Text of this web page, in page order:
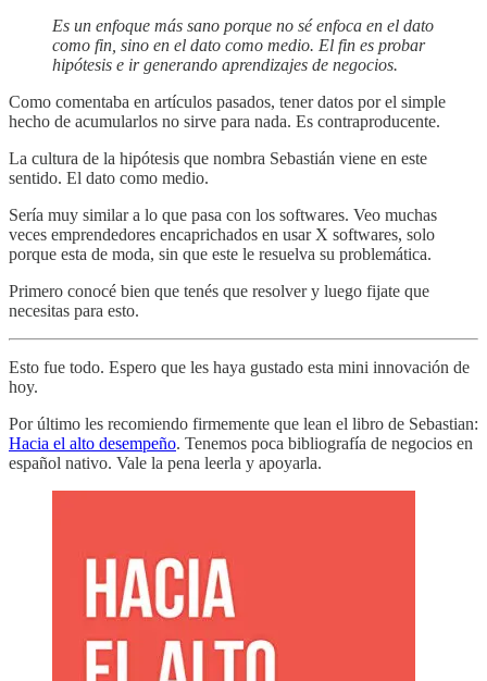
Es un enfoque más sano porque no sé enfoca en el dato
como fin, sino en el dato como medio. El fin es probar
hipótesis e ir generando aprendizajes de negocios.
Como comentaba en artículos pasados, tener datos por el simple
hecho de acumularlos no sirve para nada. Es contraproducente.
La cultura de la hipótesis que nombra Sebastián viene en este
sentido. El dato como medio.
Sería muy similar a lo que pasa con los softwares. Veo muchas
veces emprendedores encaprichados en usar X softwares, solo
porque esta de moda, sin que este le resuelva su problemática.
Primero conocé bien que tenés que resolver y luego fijate que
necesitas para esto.
Esto fue todo. Espero que les haya gustado esta mini innovación de
hoy.
Por último les recomiendo firmemente que lean el libro de Sebastian:
Hacia el alto desempeño. Tenemos poca bibliografía de negocios en
español nativo. Vale la pena leerla y apoyarla.